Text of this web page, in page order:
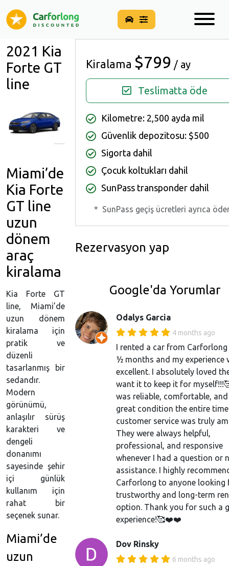
2021 Kia
Forte GT
line
Kiralama $799 / ay
Teslimatta öde
Kilometre: 2,500 ayda mil
Güvenlik depozitosu: $500
Sigorta dahil
Çocuk koltukları dahil
SunPass transponder dahil
* SunPass geçiş ücretleri ayrıca
Rezervasyon yap
Google'da Yorumlar
Odalys Garcia
4 months ago
I rented a car from
½ months and my experience
excellent. I absolutely loved
want it to keep it for
was reliable, comfortable,
great condition the entire
customer service was truly
They were always helpful,
professional, and responsive
whenever I had a question or
assistance. I highly
Carforlong to anyone looking
trustworthy and long-term
option. Thank you for such a
experience!🥰❤️❤️
Dov Rinsky
6 months ago
Miami’de
Kia Forte
GT line
uzun
dönem
araç
kiralama
Kia Forte GT
line, Miami’de
uzun dönem
kiralama için
pratik ve
düzenli
tasarlanmış bir
sedandır.
Modern
görünümü,
anlaşılır sürüş
karakteri ve
dengeli
donanımı
sayesinde şehir
içi günlük
kullanım için
rahat bir
seçenek sunar.
Miami’de
uzun